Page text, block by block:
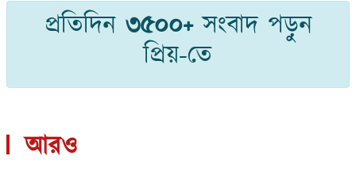
প্রতিদিন ৩৫০০+সংবাদ পড়ুন
প্রিয়-তে
আরও